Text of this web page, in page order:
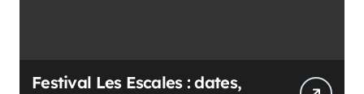
Festival Les Escales : dates,